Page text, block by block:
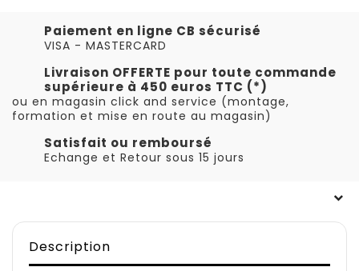
Paiement en ligne CB sécurisé
VISA - MASTERCARD
Livraison OFFERTE pour toute commande
supérieure à 450 euros TTC (*)
ou en magasin click and service (montage,
formation et mise en route au magasin)
Satisfait ou remboursé
Echange et Retour sous 15 jours
Description